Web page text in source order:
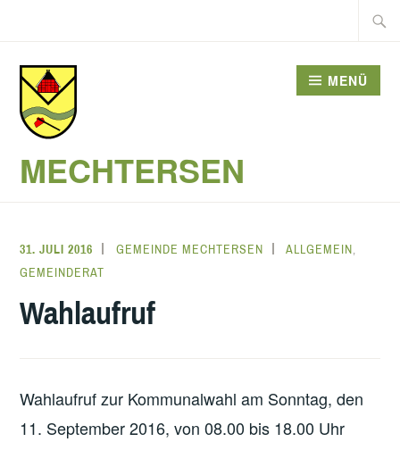
springen
Suche
MECHTERSEN
MENÜ
31. JULI 2016 GEMEINDE MECHTERSEN ALLGEMEIN
GEMEINDERAT
Wahlaufruf
Wahlaufruf zur Kommunalwahl am Sonntag, den
11. September 2016, von 08.00 bis 18.00 Uhr